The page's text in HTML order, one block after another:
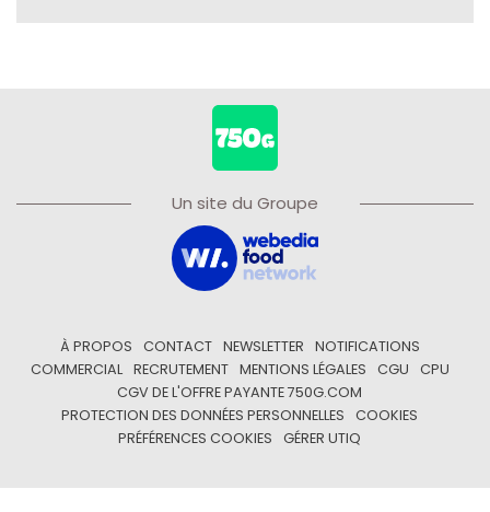
Un site du Groupe
À PROPOS CONTACT NEWSLETTER
NOTIFICATIONS
COMMERCIAL
RECRUTEMENT MENTIONS LÉGALES CGU
CPU
CGV DE L'OFFRE PAYANTE 750G.COM
PROTECTION DES DONNÉES PERSONNELLES
COOKIES
PRÉFÉRENCES COOKIES
GÉRER UTIQ